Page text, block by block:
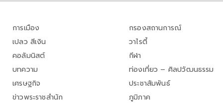
การเมือง
เปลว สีเงิน
คอลัมนิสต์
บทความ
เศรษฐกิจ
ข่าวพระราชสำนัก
กรองสถานการณ์
วาไรตี้
กีฬา
ท่องเที่ยว – ศิลปวัฒนธรรม
ประชาสัมพันธ์
ภูมิภาค